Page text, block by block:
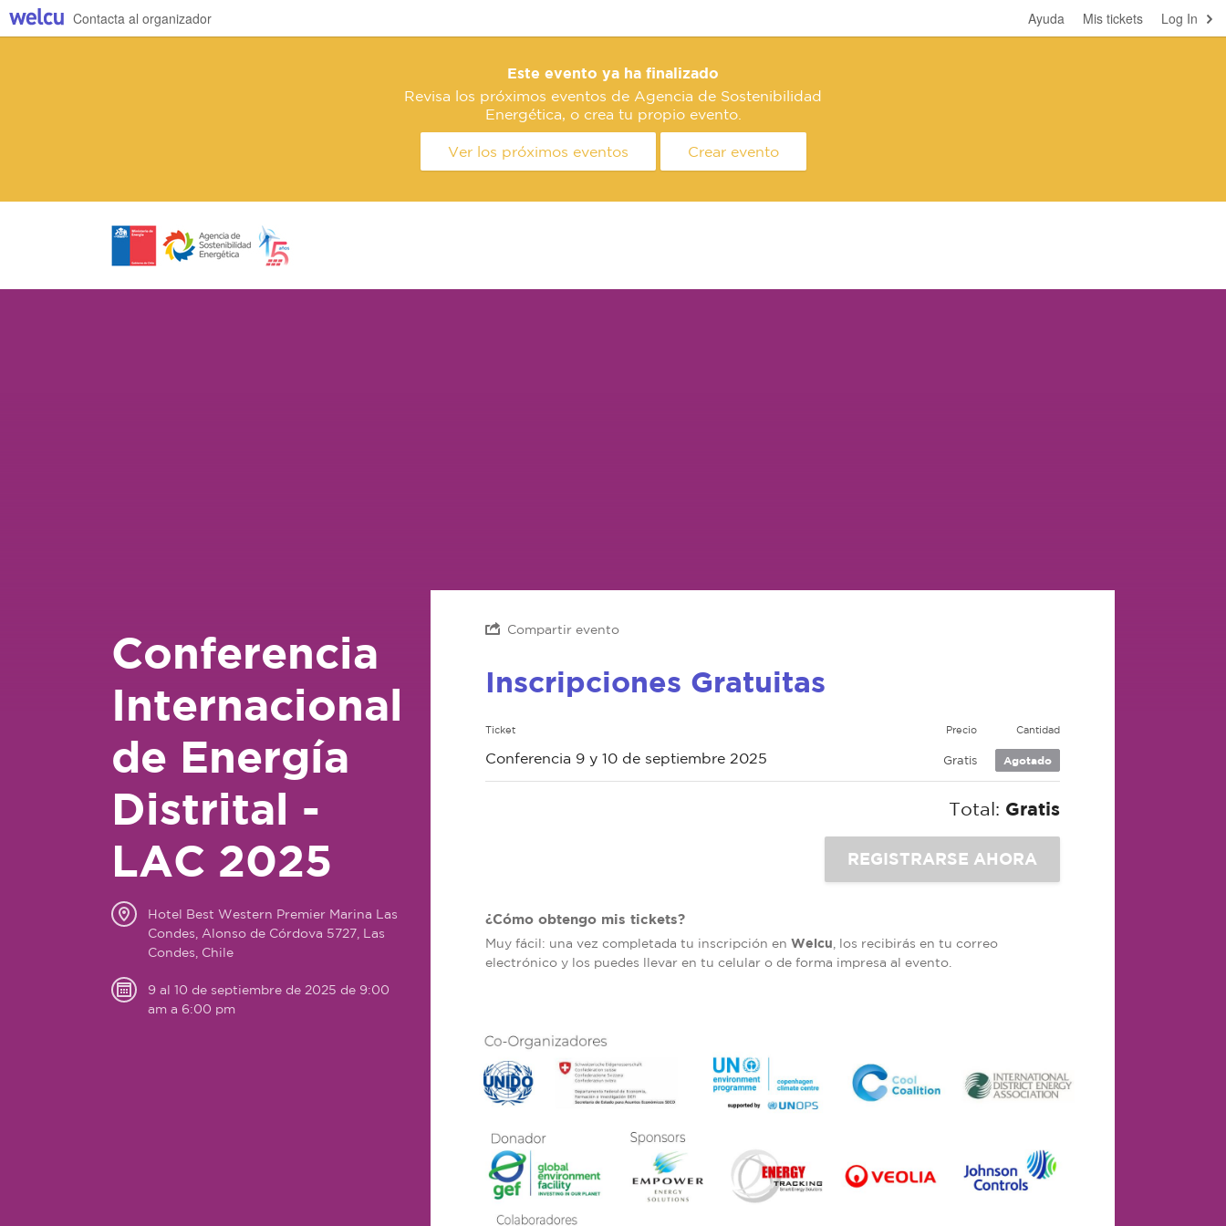
Log In
Mis tickets
Ayuda
Contacta al organizador
Este evento ya ha finalizado
Revisa los próximos eventos de Agencia de Sostenibilidad
Energética, o crea tu propio evento.
Ver los próximos eventos Crear evento
Conferencia
Internacional
de Energía
Distrital -
LAC 2025
Hotel Best Western Premier Marina Las
Condes, Alonso de Córdova 5727, Las
Condes, Chile
9 al 10 de septiembre de 2025 de 9:00
am a 6:00 pm
Compartir evento
Inscripciones Gratuitas
Ticket Precio Cantidad
Conferencia 9 y 10 de septiembre 2025 Gratis Agotado
Total: Gratis
¿Cómo obtengo mis tickets?
Muy fácil: una vez completada tu inscripción en Welcu , los recibirás en tu correo
electrónico y los puedes llevar en tu celular o de forma impresa al evento.